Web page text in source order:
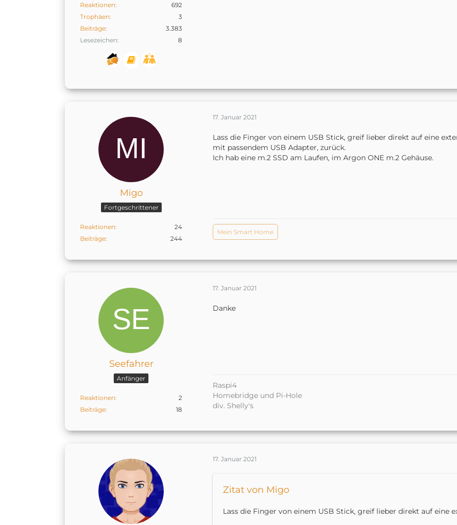
Reaktionen
692
Trophäen
3
Beiträge
3.383
Lesezeichen
8
Migo
Fortgeschrittener
Reaktionen
24
Beiträge
244
17. Januar 2021
Lass die Finger von einem USB Stick, greif lieber direkt auf eine
mit passendem USB Adapter, zurück.
Ich hab eine m.2 SSD am Laufen, im Argon ONE m.2 Gehäuse.
Mein Smart Home
Seefahrer
Anfänger
Reaktionen
2
Beiträge
18
17. Januar 2021
Danke
Raspi4
Homebridge und Pi-Hole
div. Shelly's
17. Januar 2021
Zitat von Migo
Lass die Finger von einem USB Stick, greif lieber direkt auf eine